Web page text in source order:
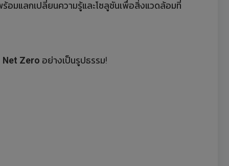
อมแลกเปลี่ยนความรู้และโซลูชันเพื่อสิ่งแวดล้อมที่
Net Zero อย่างเป็นรูปธรรม!